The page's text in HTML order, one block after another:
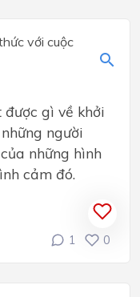
với cuộc
gì về khởi
người
những hình
cảm đó.
1 0